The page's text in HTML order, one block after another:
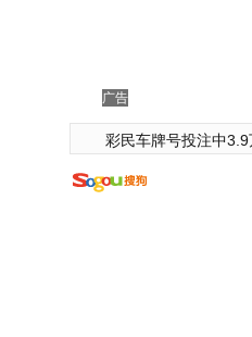
广告
彩民车牌号投注中3.9